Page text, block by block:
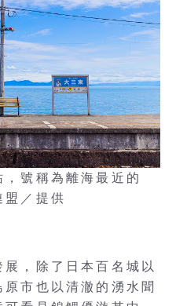
號稱為離海最近的
／提供
，除了日本百名城以
市也以清澈的湧水聞